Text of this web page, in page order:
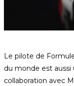
Le pilote de
du monde est aussi
collaboration avec